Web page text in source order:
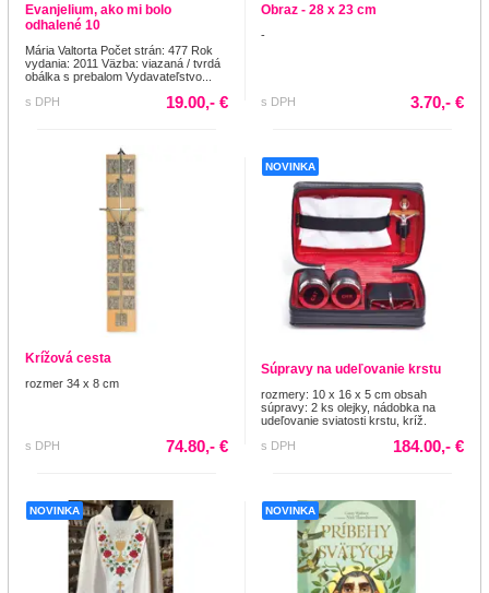
Evanjelium, ako mi bolo
odhalené 10
Mária Valtorta Počet strán: 477 Rok
vydania: 2011 Väzba: viazaná / tvrdá
obálka s prebalom Vydavateľstvo...
s DPH
19.00,- €
Obraz - 28 x 23 cm
-
s DPH 3.70,- €
Krížová cesta
rozmer 34 x 8 cm
s DPH 74.80,- €
NOVINKA
Súpravy na udeľovanie krstu
rozmery: 10 x 16 x 5 cm obsah
súpravy: 2 ks olejky, nádobka na
udeľovanie sviatosti krstu, kríž.
s DPH
184.00,- €
NOVINKA NOVINKA